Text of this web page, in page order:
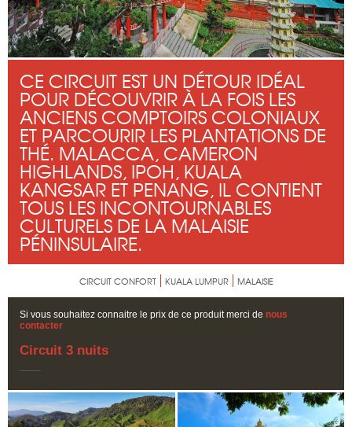
CE CIRCUIT EST UN DÉTOUR IDÉAL
POUR DÉCOUVRIR À LA FOIS LES
ANCIENS COMPTOIRS COLONIAUX
ET PARCOURIR LES PLANTATIONS DE
THÉ. MALACCA, CAMERON
HIGHLANDS, IPOH, KUALA
KANGSAR ET PENANG, IL CONTIENT
TOUS LES INCONTOURNABLES
CULTURELS DE LA MALAISIE
PÉNINSULAIRE.
CIRCUIT CONFORT KUALA LUMPUR MALAISIE
Si vous souhaitez connaitre le prix de ce produit merci de nous
contacter
Circuit 3 nuits